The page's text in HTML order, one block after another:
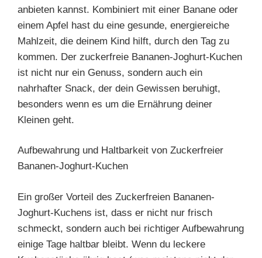
anbieten kannst. Kombiniert mit einer Banane oder
einem Apfel hast du eine gesunde, energiereiche
Mahlzeit, die deinem Kind hilft, durch den Tag zu
kommen. Der zuckerfreie Bananen-Joghurt-Kuchen
ist nicht nur ein Genuss, sondern auch ein
nahrhafter Snack, der dein Gewissen beruhigt,
besonders wenn es um die Ernährung deiner
Kleinen geht.
Aufbewahrung und Haltbarkeit von Zuckerfreier
Bananen-Joghurt-Kuchen
Ein großer Vorteil des Zuckerfreien Bananen-
Joghurt-Kuchens ist, dass er nicht nur frisch
schmeckt, sondern auch bei richtiger Aufbewahrung
einige Tage haltbar bleibt. Wenn du leckere